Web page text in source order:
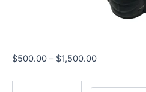
$500.00 – $1,500.00